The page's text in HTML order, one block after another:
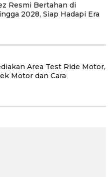
Resmi Bertahan di
2028, Siap Hadapi Era
Area Test Ride Motor,
Motor dan Cara